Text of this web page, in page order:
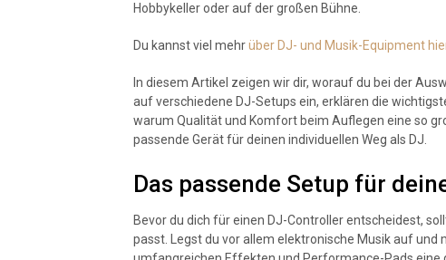
Hobbykeller oder auf der großen Bühne.
Du kannst viel mehrüber DJ- und Musik-Equipment
In diesem Artikel zeigen wir dir, worauf du bei der
auf verschiedene DJ-Setups ein, erklären die
warum Qualität und Komfort beim Auflegen eine so
passende Gerät für deinen individuellen Weg als DJ.
Das passende Setup für
Bevor du dich für einen DJ-Controller entscheidest,
passt. Legst du vor allem elektronische Musik auf